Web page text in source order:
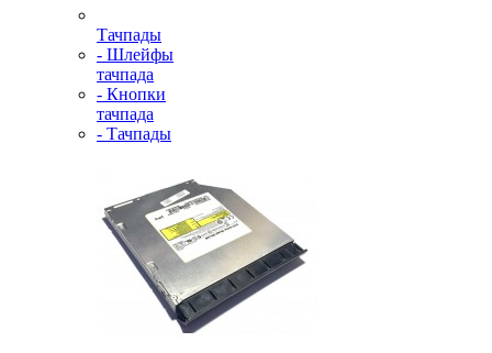
Тачпады
- Шлейфы
тачпада
- Кнопки
тачпада
- Тачпады